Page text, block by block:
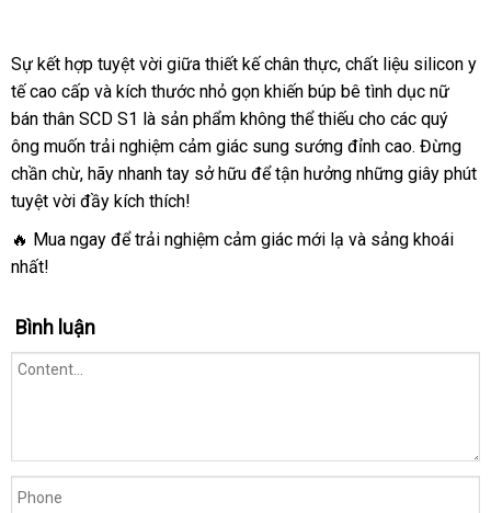
Sự kết hợp tuyệt vời giữa thiết kế chân thực, chất liệu silicon y
tế cao cấp và kích thước nhỏ gọn khiến búp bê tình dục nữ
bán thân SCD S1 là sản phẩm không thể thiếu cho các quý
ông muốn trải nghiệm cảm giác sung sướng đỉnh cao. Đừng
chần chừ, hãy nhanh tay sở hữu để tận hưởng những giây phút
tuyệt vời đầy kích thích!
🔥 Mua ngay để trải nghiệm cảm giác mới lạ và sảng khoái
nhất!
Bình luận